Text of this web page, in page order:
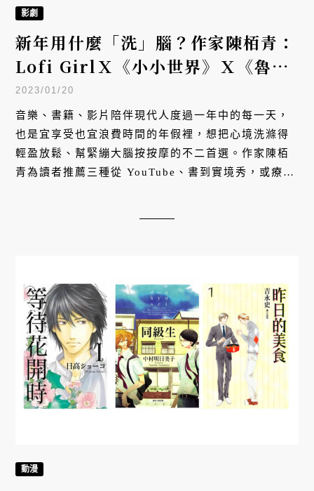
影劇
新年用什麼「洗」腦？作家陳栢青：
Lofi GirlＸ《小小世界》Ｘ《魯保
羅變裝皇后秀》
2023/01/20
音樂、書籍、影片陪伴現代人度過一年中的每一天，
也是宜享受也宜浪費時間的年假裡，想把心境洗滌得
輕盈放鬆、幫緊繃大腦按按摩的不二首選。作家陳栢
青為讀者推薦三種從 YouTube、書到實境秀，或療癒
動漫